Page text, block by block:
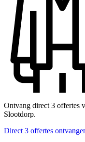
Ontvang direct 3 offertes
Slootdorp.
Direct 3 offertes